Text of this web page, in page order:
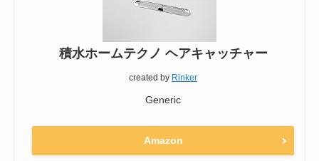
積水ホームテクノ ヘアキャッチャー
created by Rinker
Generic
Amazon